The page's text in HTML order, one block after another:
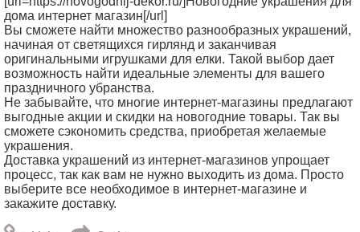
дома интернет магазин[/url]
Вы сможете найти множество разнообразных украшений,
начиная от светящихся гирлянд и заканчивая
оригинальными игрушками для елки. Такой выбор дает
возможность найти идеальные элементы для вашего
праздничного убранства.
Не забывайте, что многие интернет-магазины предлагают
выгодные акции и скидки на новогодние товары. Так вы
сможете сэкономить средства, приобретая желаемые
украшения.
Доставка украшений из интернет-магазинов упрощает
процесс, так как вам не нужно выходить из дома. Просто
выберите все необходимое в интернет-магазине и
закажите доставку.